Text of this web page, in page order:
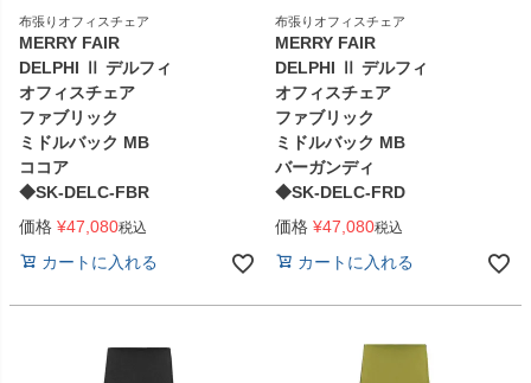
布張りオフィスチェア
MERRY FAIR
DELPHI Ⅱ デルフィ
オフィスチェア
ファブリック
ミドルバック MB
ココア
◆SK-DELC-FBR
価格 ¥47,080税込
カートに入れる
布張りオフィスチェア
MERRY FAIR
DELPHI Ⅱ デルフィ
オフィスチェア
ファブリック
ミドルバック MB
バーガンディ
◆SK-DELC-FRD
価格 ¥47,080税込
カートに入れる